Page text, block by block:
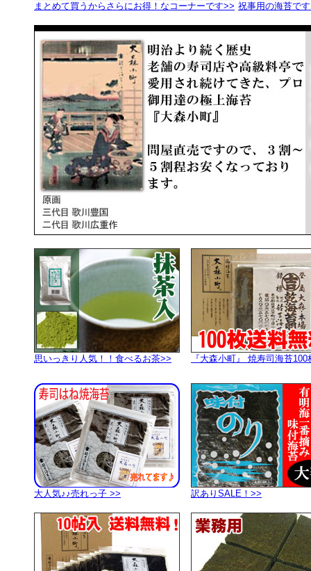
まとめて買うからさらにお得 ！なコーナーです>> 祝事用の海苔で
思いっきり人気！！食べるお茶>> 『大森小町』 焼寿司海苔100
大人気♪♪売れっ子 >> 訳ありSALE！>>